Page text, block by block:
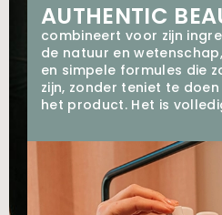
AUTHENTIC
combineert⁠ voor zijn
de natuur en
en simpele formules die
zijn, zonder teniet te
het product. Het is